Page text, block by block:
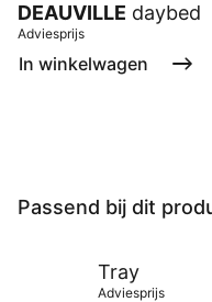
DEAUVILLE daybed
Adviesprijs
In winkelwagen
Passend bij dit
Tray
Adviesprijs